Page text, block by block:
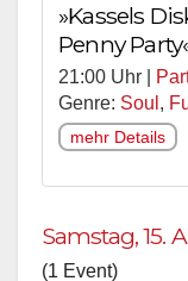
»Kassels
Penny
21:00 Uhr |
Genre: Soul ,
mehr Details
Samstag, 15.
(1 Event)